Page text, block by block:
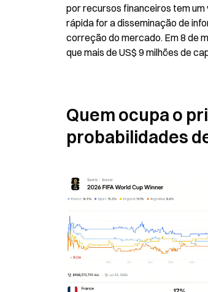
por recursos financeiros tem
rápida for a disseminação de
correção do mercado. Em 8 de
que mais de US$ 9 milhões de
Quem ocupa o
probabilidades